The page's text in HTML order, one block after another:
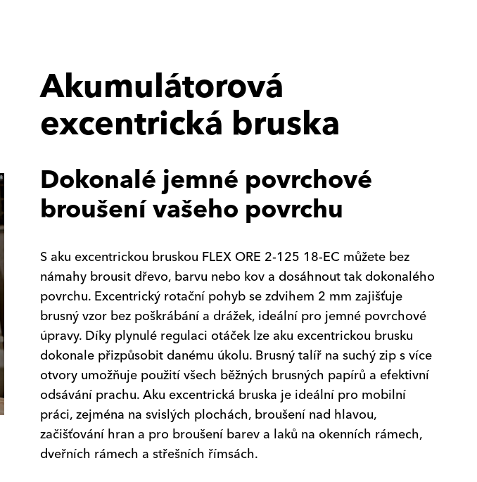
Akumulátorová
excentrická bruska
Dokonalé jemné povrchové
broušení vašeho povrchu
S aku excentrickou bruskou FLEX ORE 2-125 18-EC můžete bez
námahy brousit dřevo, barvu nebo kov a dosáhnout tak dokonalého
povrchu. Excentrický rotační pohyb se zdvihem 2 mm zajišťuje
brusný vzor bez poškrábání a drážek, ideální pro jemné povrchové
úpravy. Díky plynulé regulaci otáček lze aku excentrickou brusku
dokonale přizpůsobit danému úkolu. Brusný talíř na suchý zip s více
otvory umožňuje použití všech běžných brusných papírů a efektivní
odsávání prachu. Aku excentrická bruska je ideální pro mobilní
práci, zejména na svislých plochách, broušení nad hlavou,
začišťování hran a pro broušení barev a laků na okenních rámech,
dveřních rámech a střešních římsách.